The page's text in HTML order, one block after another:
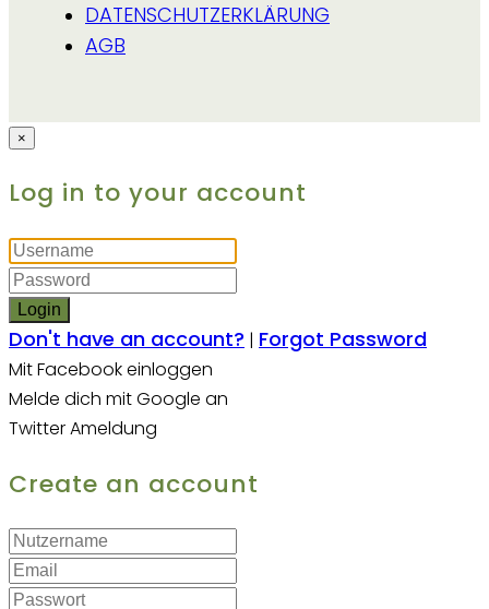
DATENSCHUTZERKLÄRUNG
AGB
×
Log in to your account
Login
Don't have an account? | Forgot Password
Mit Facebook einloggen
Melde dich mit Google an
Twitter Ameldung
Create an account